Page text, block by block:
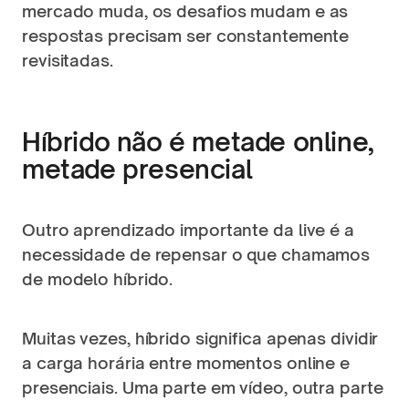
mercado muda, os desafios mudam e as
respostas precisam ser constantemente
revisitadas.
Híbrido não é metade online,
metade presencial
Outro aprendizado importante da live é a
necessidade de repensar o que chamamos
de modelo híbrido.
Muitas vezes, híbrido significa apenas dividir
a carga horária entre momentos online e
presenciais. Uma parte em vídeo, outra parte